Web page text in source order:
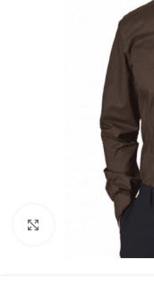
Clicca per ingrandire